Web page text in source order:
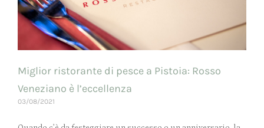
Miglior ristorante di pesce a Pistoia: Rosso
Veneziano è l’eccellenza
03/08/2021